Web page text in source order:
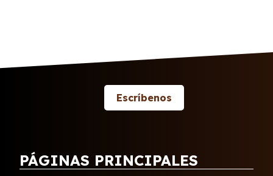
Escríbenos
PÁGINAS PRINCIPALES